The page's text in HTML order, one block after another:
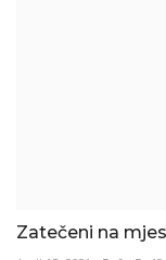
Zatečeni na